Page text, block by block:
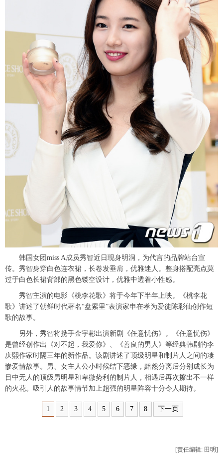
公益 军事 无人机
富媒体 摄影 新华广播
新华电视中文 新华电视英文 返回PC
韩国女团miss A成员秀智近日现身明洞，为代言的品牌站台宣
传。秀智身穿白色连衣裙，长卷发垂肩，优雅迷人。整身搭配亮点莫
过于白色长裙背部的黑色镂空设计，优雅中透着小性感。
秀智主演的电影《桃李花歌》将于今年下半年上映。《桃李花
歌》讲述了朝鲜时代著名“盘索里”表演家申在孝为爱徒陈彩仙创作短
歌的故事。
另外，秀智将携手金宇彬出演新剧《任意忧伤》。《任意忧伤》
是曾经创作出《对不起，我爱你》、《善良的男人》等经典韩剧的李
庆熙作家时隔三年的新作品。该剧讲述了顶级明星和制片人之间的凄
惨爱情故事。男、女主人公小时候结下恶缘，黯然分离后分别成长为
目中无人的顶级男明星和卑微势利的制片人，相遇后再次擦出不一样
的火花。吸引人的故事情节加上超强的明星阵容十分令人期待。
1 2 3 4 5 6 7 8 下一页
[责任编辑: 田明]